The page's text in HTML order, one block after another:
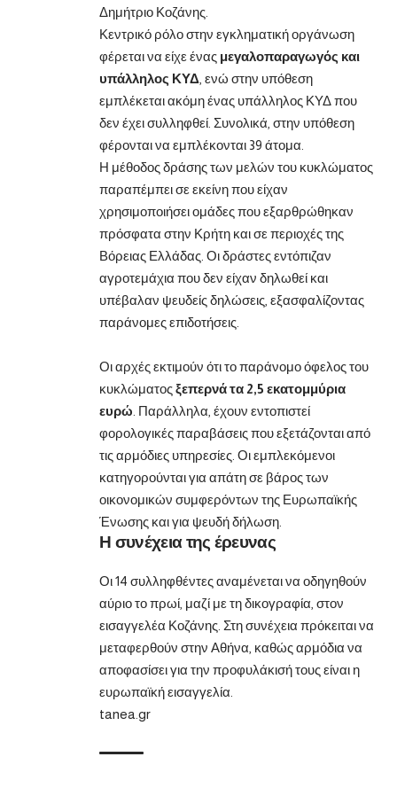
Δημήτριο Κοζάνης.
Κεντρικό ρόλο στην εγκληματική οργάνωση
φέρεται να είχε ένας μεγαλοπαραγωγός και
υπάλληλος ΚΥΔ , ενώ στην υπόθεση
εμπλέκεται ακόμη ένας υπάλληλος ΚΥΔ που
δεν έχει συλληφθεί. Συνολικά, στην υπόθεση
φέρονται να εμπλέκονται 39 άτομα.
Η μέθοδος δράσης των μελών του κυκλώματος
παραπέμπει σε εκείνη που είχαν
χρησιμοποιήσει ομάδες που εξαρθρώθηκαν
πρόσφατα στην Κρήτη και σε περιοχές της
Βόρειας Ελλάδας. Οι δράστες εντόπιζαν
αγροτεμάχια που δεν είχαν δηλωθεί και
υπέβαλαν ψευδείς δηλώσεις, εξασφαλίζοντας
παράνομες επιδοτήσεις.
Οι αρχές εκτιμούν ότι το παράνομο όφελος του
κυκλώματοςξεπερνά τα 2,5 εκατομμύρια
ευρώ . Παράλληλα, έχουν εντοπιστεί
φορολογικές παραβάσεις που εξετάζονται από
τις αρμόδιες υπηρεσίες. Οι εμπλεκόμενοι
κατηγορούνται για απάτη σε βάρος των
οικονομικών συμφερόντων της Ευρωπαϊκής
Ένωσης και για ψευδή δήλωση.
Η συνέχεια της έρευνας
Οι 14 συλληφθέντες αναμένεται να οδηγηθούν
αύριο το πρωί, μαζί με τη δικογραφία, στον
εισαγγελέα Κοζάνης. Στη συνέχεια πρόκειται να
μεταφερθούν στην Αθήνα, καθώς αρμόδια να
αποφασίσει για την προφυλάκισή τους είναι η
ευρωπαϊκή εισαγγελία.
tanea.gr